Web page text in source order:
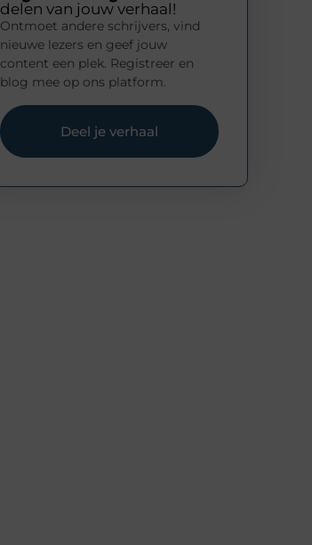
delen van jouw verhaal!
Ontmoet andere schrijvers, vind
nieuwe lezers en geef jouw
content een plek. Registreer en
blog mee op ons platform.
Deel je verhaal